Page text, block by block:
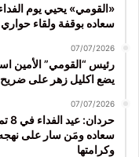
«القومي» يحيي يوم
سعاده بوقفة ولقاء
07/07/2026
رئيس “القومي” الأمين
يضع اكليل زهر على
07/07/2026
سعاده ومَن سار على نهجه
وكرامتها